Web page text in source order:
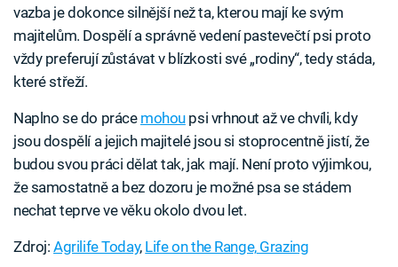
vazba je dokonce silnější než ta, kterou mají ke svým
majitelům. Dospělí a správně vedení pastevečtí psi proto
vždy preferují zůstávat v blízkosti své „rodiny“, tedy stáda,
které střeží.
Naplno se do práce mohoupsi vrhnout až ve chvíli, kdy
jsou dospělí a jejich majitelé jsou si stoprocentně jistí, že
budou svou práci dělat tak, jak mají. Není proto výjimkou,
že samostatně a bez dozoru je možné psa se stádem
nechat teprve ve věku okolo dvou let.
Zdroj:Agrilife Today, Life on the Range,Grazing